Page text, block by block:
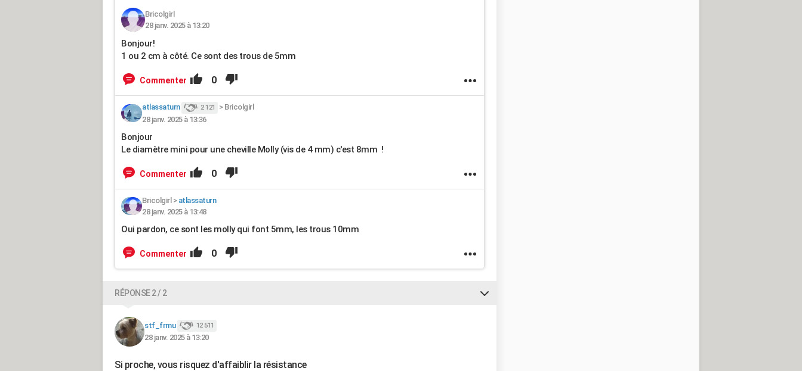
Bricolgirl
28 janv. 2025 à 13:20
Bonjour!
1 ou 2 cm à côté. Ce sont des trous de 5mm
Commenter 0
atlassaturn 2 121 > Bricolgirl
28 janv. 2025 à 13:36
Bonjour
Le diamètre mini pour une cheville Molly (vis de 4 mm) c'est 8mm !
Commenter 0
Bricolgirl> atlassaturn
28 janv. 2025 à 13:48
Oui pardon, ce sont les molly qui font 5mm, les trous 10mm
Commenter 0
RÉPONSE 2 / 2
stf_frmu 12 511
28 janv. 2025 à 13:20
Si proche, vous risquez d'affaiblir la résistance